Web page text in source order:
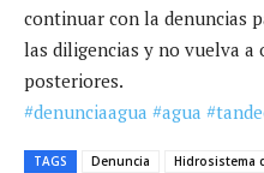
continuar con la denuncias
las diligencias y no vuelva a
posteriores.
#denunciaagua #agua
TAGS Denuncia Hidrosistema